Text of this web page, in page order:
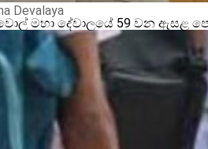
Devalaya
මහා දේවාලයේ 59 වන ඇසළ